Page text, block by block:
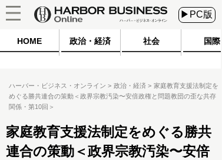
▶PC版
HOME 政治・経済 社会 国際
ハーバー・ビジネス・オンライン 政治・経済
家庭教育支援法制定を
めぐる勝共連合の策動＜政界宗教汚染〜安倍政権と問題教団の歪な共存
関係・第10回＞
家庭教育支援法制定をめぐる勝共
連合の策動＜政界宗教汚染〜安倍